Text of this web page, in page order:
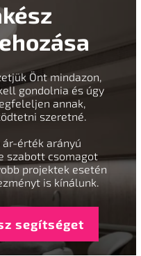
Önt mindazon,
gondolnia és úgy
annak,
szeretné.
érték arányú
szabott csomagot
projektek esetén
is kínálunk.
segítséget